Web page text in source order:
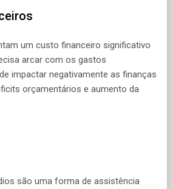
um custo financeiro significativo
arcar com os gastos
impactar negativamente as finanças
orçamentários e aumento da
são uma forma de assistência